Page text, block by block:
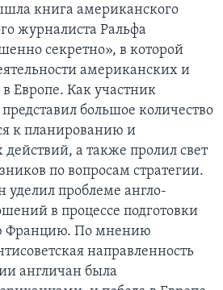
книга американского
журналиста Ральфа
секретно», в которой
американских и
Европе. Как участник
большое количество
к планированию и
а также пролил свет
по вопросам стратегии.
уделил проблеме англо-
в процессе подготовки
Францию. По мнению
направленность
англичан была